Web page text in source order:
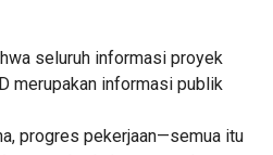
seluruh informasi proyek
merupakan informasi publik
progres pekerjaan—semua itu